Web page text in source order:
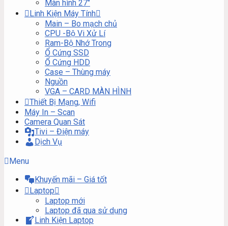
Màn hình 27″
Linh Kiện Máy Tính
Main – Bo mạch chủ
CPU -Bộ Vi Xử Lí
Ram-Bộ Nhớ Trong
Ổ Cứng SSD
Ổ Cứng HDD
Case – Thùng máy
Nguồn
VGA – CARD MÀN HÌNH
Thiết Bị Mạng, Wifi
Máy In – Scan
Camera Quan Sát
Tivi – Điện máy
Dịch Vụ
Menu
Khuyến mãi – Giá tốt
Laptop
Laptop mới
Laptop đã qua sử dụng
Linh Kiện Laptop